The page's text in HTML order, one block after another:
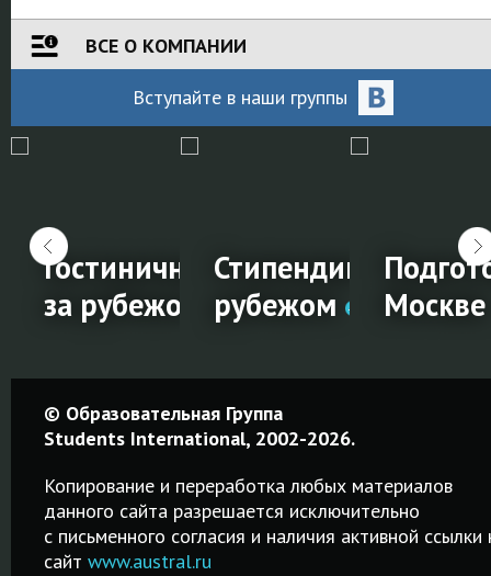
ВСЕ О КОМПАНИИ
Вступайте в наши группы
в Новой
Гостиничный менеджмент
за рубежом
Гостиничный
менеджмент
за
рубежом
Обучение
Стипендии на
рубежом
Стипендии
на
обучение
за
рубежом
Москве
курсы от 2-х
© Образовательная Группа
Students International, 2002-2026.
Копирование и переработка любых материалов
данного сайта разрешается исключительно
c письменного согласия и наличия активной ссылки
сайт www.austral.ru